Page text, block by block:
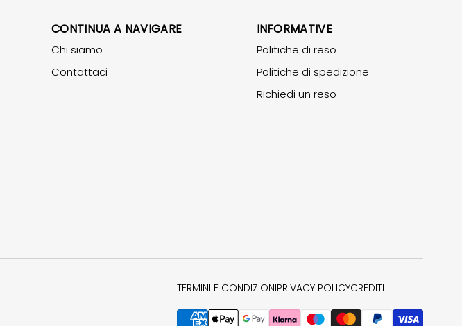
CONTINUA A NAVIGARE
Chi siamo
Contattaci
INFORMATIVE
Politiche di reso
Politiche di spedizione
Richiedi un reso
TERMINI E CONDIZIONIPRIVACY POLICYCREDITI
Metodi di pagamento accettati